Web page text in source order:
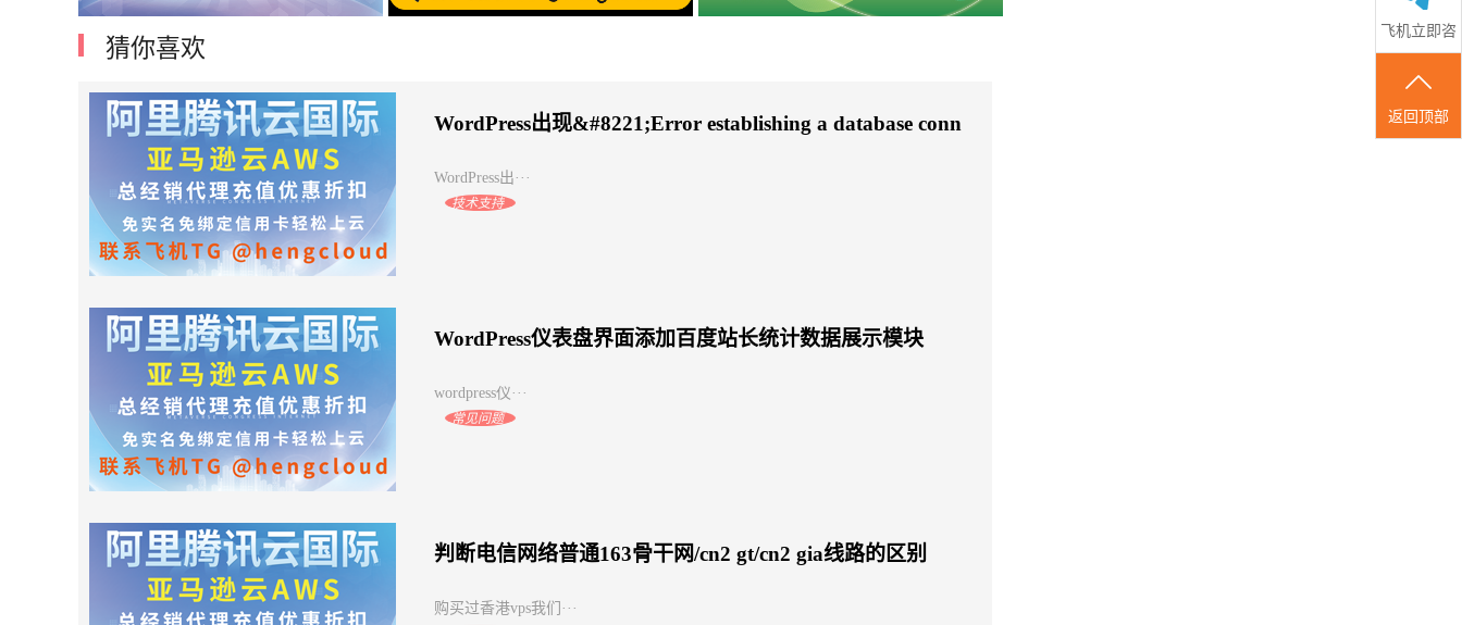
飞机立即咨
询
返回顶部
阿里云腾讯云国际账号开户亚马逊云优
猜你喜欢
WordPress出现&#8221;Error establishing a database conn
WordPress出···
技术支持
WordPress仪表盘界面添加百度站长统计数据展示模块
wordpress仪···
常见问题
判断电信网络普通163骨干网/cn2 gt/cn2 gia线路的区别
购买过香港vps我们···